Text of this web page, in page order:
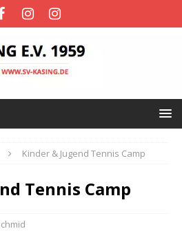
Kinder & Jugend Tennis Camp
Tennis Camp